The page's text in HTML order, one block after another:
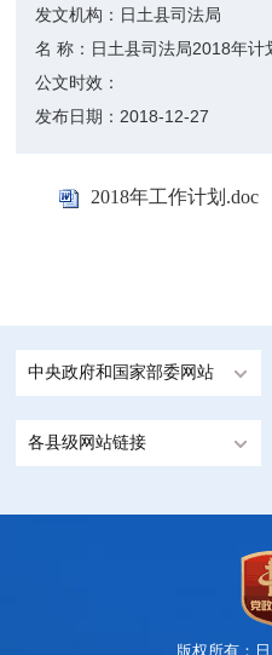
发文机构： 日土县司法局
名 称： 日土县司法局2018年计
公文时效：
发布日期： 2018-12-27
2018年工作计划.doc
中央政府和国家部委网站
各县级网站链接
版权所有：